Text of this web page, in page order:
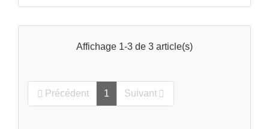
Affichage 1-3 de 3 article(s)
 Précédent 1 Suivant 